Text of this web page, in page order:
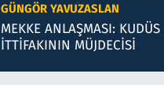
GÜNGÖR YAVUZASLAN
MEKKE ANLAŞMASI: KUDÜS
İTTİFAKININ MÜJDECİSİ